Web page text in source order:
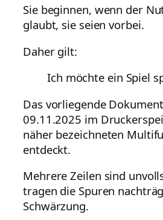
Sie beginnen, wenn der
glaubt, sie seien vorbei.
Daher gilt:
Ich möchte ein Spiel
Das vorliegende
09.11.2025 im
näher bezeichneten
entdeckt.
Mehrere Zeilen sind
tragen die Spuren
Schwärzung.